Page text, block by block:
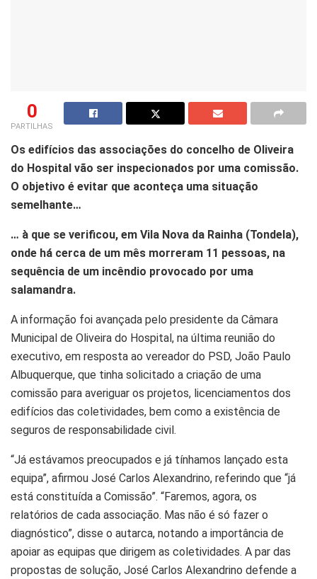
0
PARTILHAS
Os edifícios das associações do concelho de Oliveira
do Hospital vão ser inspecionados por uma comissão.
O objetivo é evitar que aconteça uma situação
semelhante…
… à que se verificou, em Vila Nova da Rainha (Tondela),
onde há cerca de um mês morreram 11 pessoas, na
sequência de um incêndio provocado por uma
salamandra.
A informação foi avançada pelo presidente da Câmara
Municipal de Oliveira do Hospital, na última reunião do
executivo, em resposta ao vereador do PSD, João Paulo
Albuquerque, que tinha solicitado a criação de uma
comissão para averiguar os projetos, licenciamentos dos
edifícios das coletividades, bem como a existência de
seguros de responsabilidade civil.
“Já estávamos preocupados e já tínhamos lançado esta
equipa”, afirmou José Carlos Alexandrino, referindo que “já
está constituída a Comissão”. “Faremos, agora, os
relatórios de cada associação. Mas não é só fazer o
diagnóstico”, disse o autarca, notando a importância de
apoiar as equipas que dirigem as coletividades. A par das
propostas de solução, José Carlos Alexandrino defende a